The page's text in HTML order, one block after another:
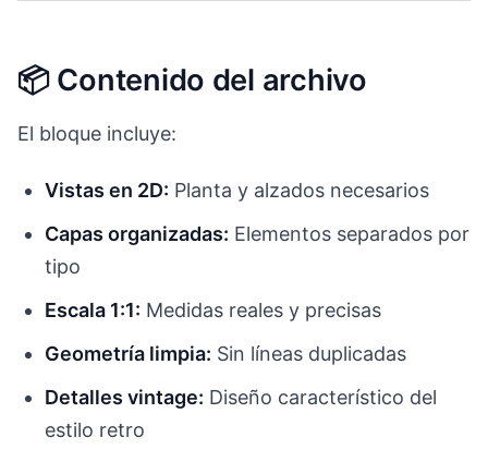
📦 Contenido del archivo
El bloque incluye:
Vistas en 2D: Planta y alzados necesarios
Capas organizadas: Elementos separados por
tipo
Escala 1:1: Medidas reales y precisas
Geometría limpia: Sin líneas duplicadas
Detalles vintage: Diseño característico del
estilo retro